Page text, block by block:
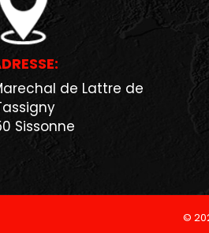
de Lattre de
Sissonne
©